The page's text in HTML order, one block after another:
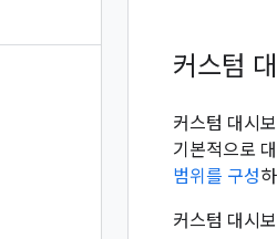
커스텀
커스텀 대시
기본적으로
범위를 구성
커스텀 대시